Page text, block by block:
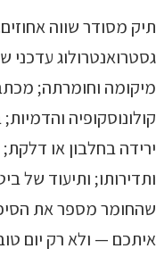
תיק מסודר שווה
גסטרואנטרולוג
מיקומה וחומרתה;
קולונוסקופיה
ירידה בחלבון או דלקת;
ותדירותו; ותיעוד של
שהחומר מספר את
איתכם — ולא רק יום